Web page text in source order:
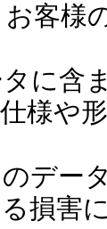
客様
に含
様や
デー
損害